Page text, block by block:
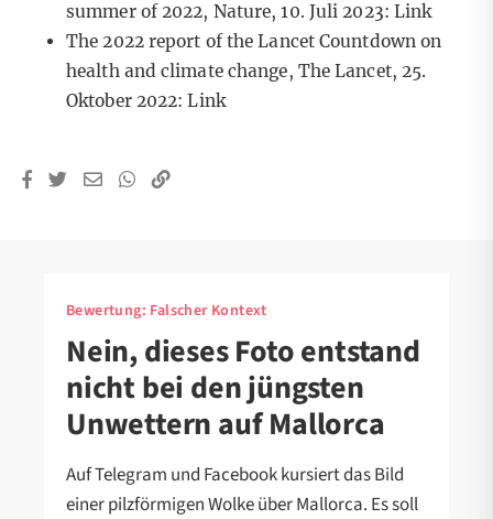
summer of 2022, Nature, 10. Juli 2023: Link
The 2022 report of the Lancet Countdown on
health and climate change, The Lancet, 25.
Oktober 2022:Link
Bewertung: Falscher Kontext
Nein, dieses Foto entstand
nicht bei den jüngsten
Unwettern auf Mallorca
Auf Telegram und Facebook kursiert das Bild
einer pilzförmigen Wolke über Mallorca. Es soll